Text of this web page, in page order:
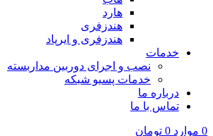
هارد
هندزفری
هندزفری و ایرپاد
خدمات
نصب و اجرای دوربین مداربسته
خدمات پسیو شبکه
درباره ما
تماس با ما
0 موارد 0 تومان